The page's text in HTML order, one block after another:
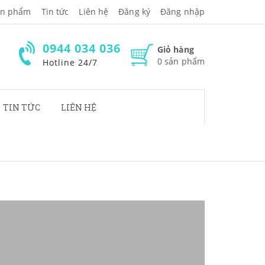
phẩm Tin tức Liên hệ Đăng ký Đăng nhập
Giỏ hàng
0 sản phẩm
0944 034 036
Hotline 24/7
TIN TỨC LIÊN HỆ